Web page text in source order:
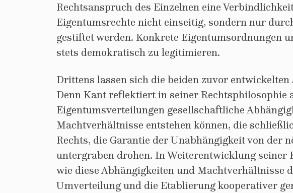
Rechtsanspruch des Einzelnen eine
Eigentumsrechte nicht einseitig, sondern nur
gestiftet werden. Konkrete Eigentumsordnungen
stets demokratisch zu legitimieren.
Drittens lassen sich die beiden zuvor
Denn Kant reflektiert in seiner Rechtsphilosophie
Eigentumsverteilungen gesellschaftliche
Machtverhältnisse entstehen können, die
Rechts, die Garantie der Unabhängigkeit von der
untergraben drohen. In Weiterentwicklung seiner
wie diese Abhängigkeiten und Machtverhältnisse
Umverteilung und die Etablierung kooperativer